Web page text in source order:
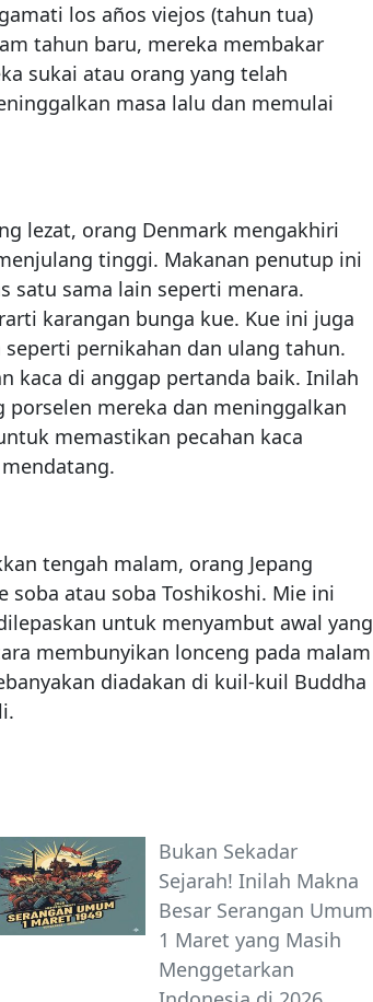
los años viejos (tahun tua)
tahun baru, mereka membakar
sukai atau orang yang telah
masa lalu dan memulai
lezat, orang Denmark mengakhiri
tinggi. Makanan penutup ini
satu sama lain seperti menara.
karangan bunga kue. Kue ini juga
pernikahan dan ulang tahun.
kaca di anggap pertanda baik. Inilah
mereka dan meninggalkan
memastikan pecahan kaca
tengah malam, orang Jepang
atau soba Toshikoshi. Mie ini
untuk menyambut awal yang
membunyikan lonceng pada malam
diadakan di kuil-kuil Buddha
Bukan Sekadar
Sejarah! Inilah Makna
Besar Serangan Umum
1 Maret yang Masih
Menggetarkan